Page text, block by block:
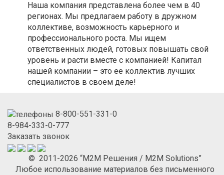
Наша компания представлена более чем в 40
регионах. Мы предлагаем работу в дружном
коллективе, возможность карьерного и
профессионального роста. Мы ищем
ответственных людей, готовых повышать свой
уровень и расти вместе с компанией! Капитал
нашей компании – это ее коллектив лучших
специалистов в своем деле!
8-800-551-331-0
8-984-333-0-777
Заказать звонок
© 2011-2026 “М2М Решения / M2M Solutions”
Любое использование материалов без письменного